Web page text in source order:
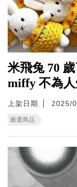
米飛兔 70
miffy 不為
上架日期 2025/
嚴選商品